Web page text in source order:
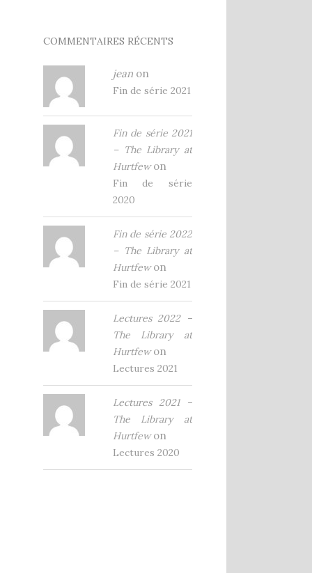
COMMENTAIRES RÉCENTS
jeanon
Fin de série 2021
Fin de série 2021
– The Library at
Hurtfewon
Fin de série
2020
Fin de série 2022
– The Library at
Hurtfewon
Fin de série 2021
Lectures 2022 –
The Library at
Hurtfewon
Lectures 2021
Lectures 2021 –
The Library at
Hurtfewon
Lectures 2020